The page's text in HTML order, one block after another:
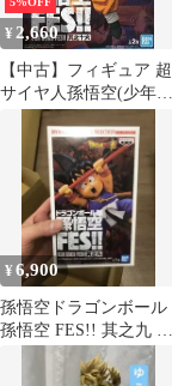
¥2,660
【中古】フィギュア 超
サイヤ人孫悟空(少年)
「ドラゴンボール超」
孫悟空FES!!其之十六
¥6,900
孫悟空ドラゴンボール
孫悟空 FES!! 其之九 孫
悟空 フィギュア